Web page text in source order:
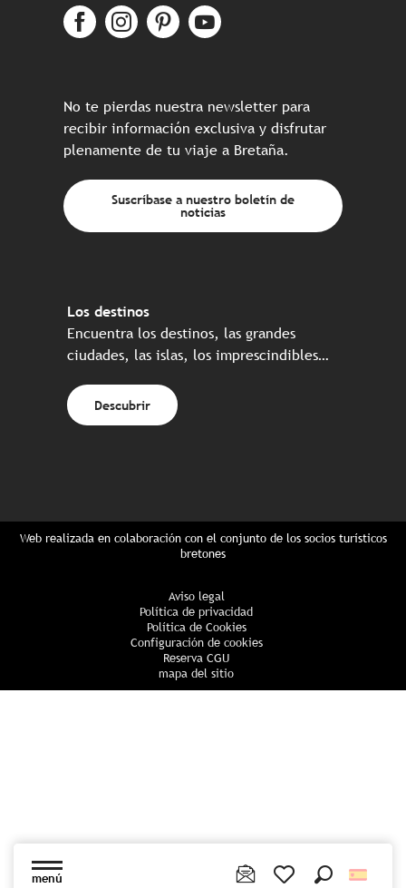
menú
No te pierdas nuestra newsletter para
recibir información exclusiva y disfrutar
plenamente de tu viaje a Bretaña.
Suscríbase a nuestro boletín de
noticias
Los destinos
Encuentra los destinos, las grandes
ciudades, las islas, los imprescindibles…
Descubrir
Web realizada en colaboración con el conjunto de los socios turísticos
bretones
Aviso legal
Política de privacidad
Política de Cookies
Configuración de cookies
Reserva CGU
mapa del sitio